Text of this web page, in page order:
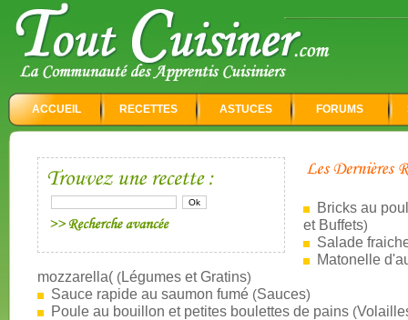
ACCUEIL RECETTES ASTUCES FORUMS
Bricks au
et Buffets)
Salade
Matonelle
mozzarella( (Légumes et Gratins)
Sauce rapide au saumon fumé (Sauces)
Poule au bouillon et petites boulettes de pains (